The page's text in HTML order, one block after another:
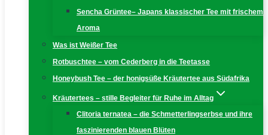
Sencha Grüntee– Japans klassischer Tee mit frischem
Aroma
Was ist Weißer Tee
Rotbuschtee – vom Cederberg in die Teetasse
Honeybush Tee – der honigsüße Kräutertee aus Südafrika
Kräutertees – stille Begleiter für Ruhe im Alltag
Clitoria ternatea – die Schmetterlingserbse und ihre
faszinierenden blauen Blüten